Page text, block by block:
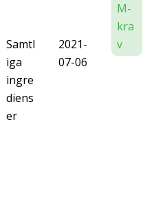
Samtl
iga
ingre
diens
er
2021-
07-06
M-
kra
v